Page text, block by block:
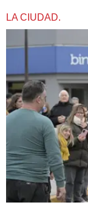
LA CIUDAD.